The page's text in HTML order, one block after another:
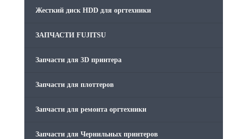
Жесткий диск HDD для оргтехники
ЗАПЧАСТИ FUJITSU
Запчасти для 3D принтера
Запчасти для плоттеров
Запчасти для ремонта оргтехники
Запчасти для Чернильных принтеров